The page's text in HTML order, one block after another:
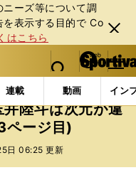
ーズ等について調
表⽰する⽬的で Co
はこちら
閉じ
る
web Sportiva (webスポルティーバ)
検索
マイペ
ー
ジ
メニュ
連載 動画 イン
飛込界の至宝は13歳。
陸斗は次元が違
ページ目)
日 06:25 更新